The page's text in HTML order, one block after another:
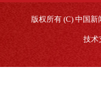
版权所有 (C) 中国
技术